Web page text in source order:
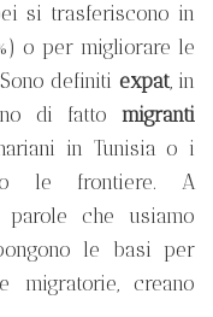
si trasferiscono in
o per migliorare le
definiti expat, in
di fatto migranti
in Tunisia o i
le frontiere. A
che usiamo
le basi per
migratorie, creano